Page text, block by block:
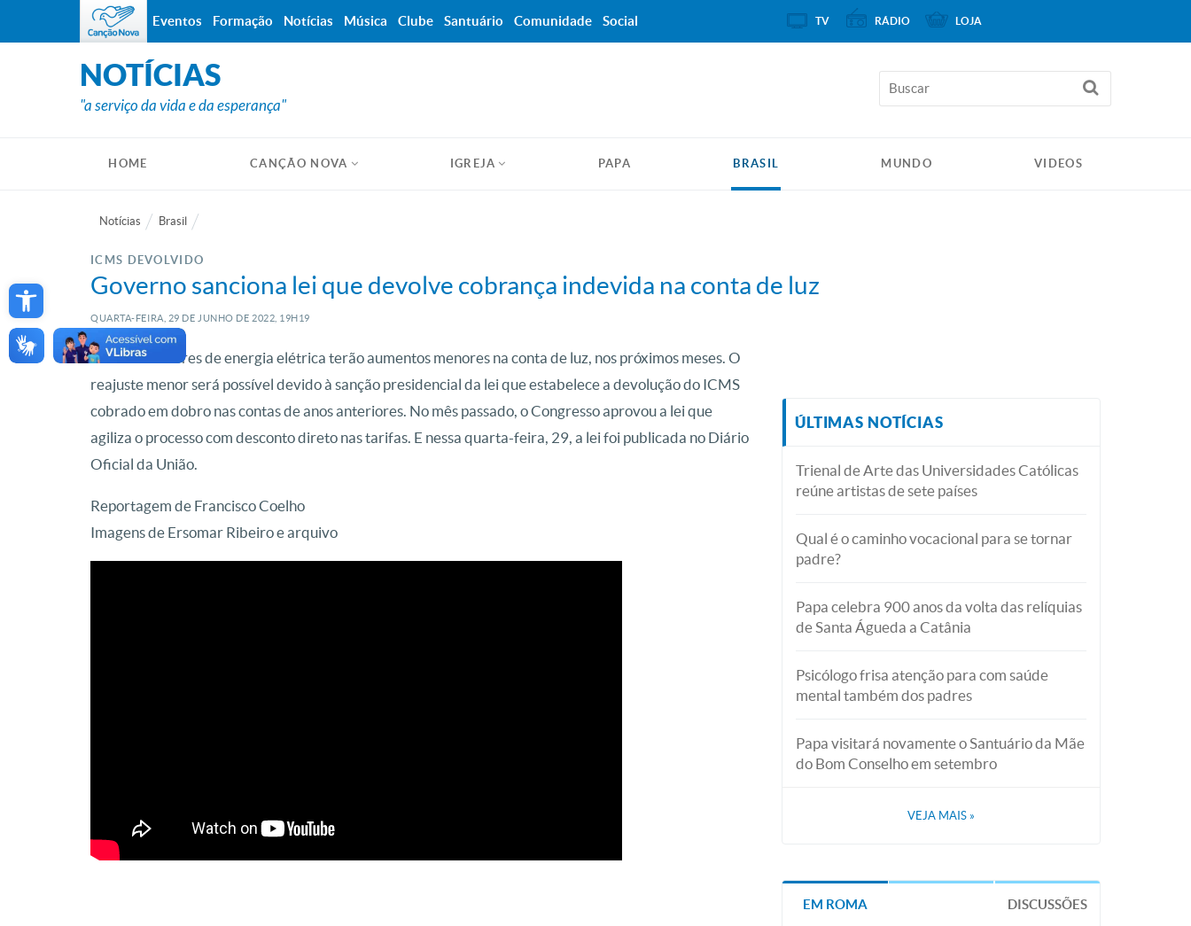
Open toolbar
NOTÍCIAS
"a serviço da vida e da esperança"
HOME CANÇÃO NOVA IGREJA PAPA BRASIL MUNDO VIDEOS
Notícias Brasil
ICMS DEVOLVIDO
Governo sanciona lei que devolve cobrança indevida na conta de luz
QUARTA-FEIRA, 29 DE JUNHO DE 2022, 19H19
Os consumidores de energia elétrica terão aumentos menores na conta de luz, nos próximos meses. O
reajuste menor será possível devido à sanção presidencial da lei que estabelece a devolução do ICMS
cobrado em dobro nas contas de anos anteriores. No mês passado, o Congresso aprovou a lei que
agiliza o processo com desconto direto nas tarifas. E nessa quarta-feira, 29, a lei foi publicada no Diário
Oficial da União.
Reportagem de Francisco Coelho
Imagens de Ersomar Ribeiro e arquivo
ÚLTIMAS NOTÍCIAS
Trienal de Arte das Universidades Católicas
reúne artistas de sete países
Qual é o caminho vocacional para se tornar
padre?
Papa celebra 900 anos da volta das relíquias
de Santa Águeda a Catânia
Psicólogo frisa atenção para com saúde
mental também dos padres
Papa visitará novamente o Santuário da Mãe
do Bom Conselho em setembro
VEJA MAIS »
EM ROMA DISCUSSÕES
Eventos Formação Notícias Música Clube Santuário Comunidade Social TV RÁDIO LOJA